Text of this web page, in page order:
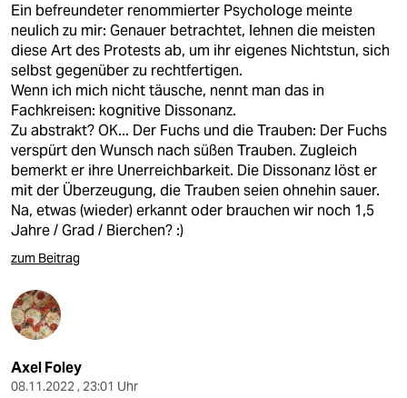
Ein befreundeter renommierter Psychologe meinte
neulich zu mir: Genauer betrachtet, lehnen die meisten
diese Art des Protests ab, um ihr eigenes Nichtstun, sich
selbst gegenüber zu rechtfertigen.
Wenn ich mich nicht täusche, nennt man das in
Fachkreisen: kognitive Dissonanz.
Zu abstrakt? OK... Der Fuchs und die Trauben: Der Fuchs
verspürt den Wunsch nach süßen Trauben. Zugleich
bemerkt er ihre Unerreichbarkeit. Die Dissonanz löst er
mit der Überzeugung, die Trauben seien ohnehin sauer.
Na, etwas (wieder) erkannt oder brauchen wir noch 1,5
Jahre / Grad / Bierchen? :)
zum Beitrag
Axel Foley
08.11.2022 , 23:01 Uhr